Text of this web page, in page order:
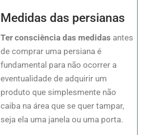
Medidas das persianas
Ter consciência das medidas antes
de comprar uma persiana é
fundamental para não ocorrer a
eventualidade de adquirir um
produto que simplesmente não
caiba na área que se quer tampar,
seja ela uma janela ou uma porta.